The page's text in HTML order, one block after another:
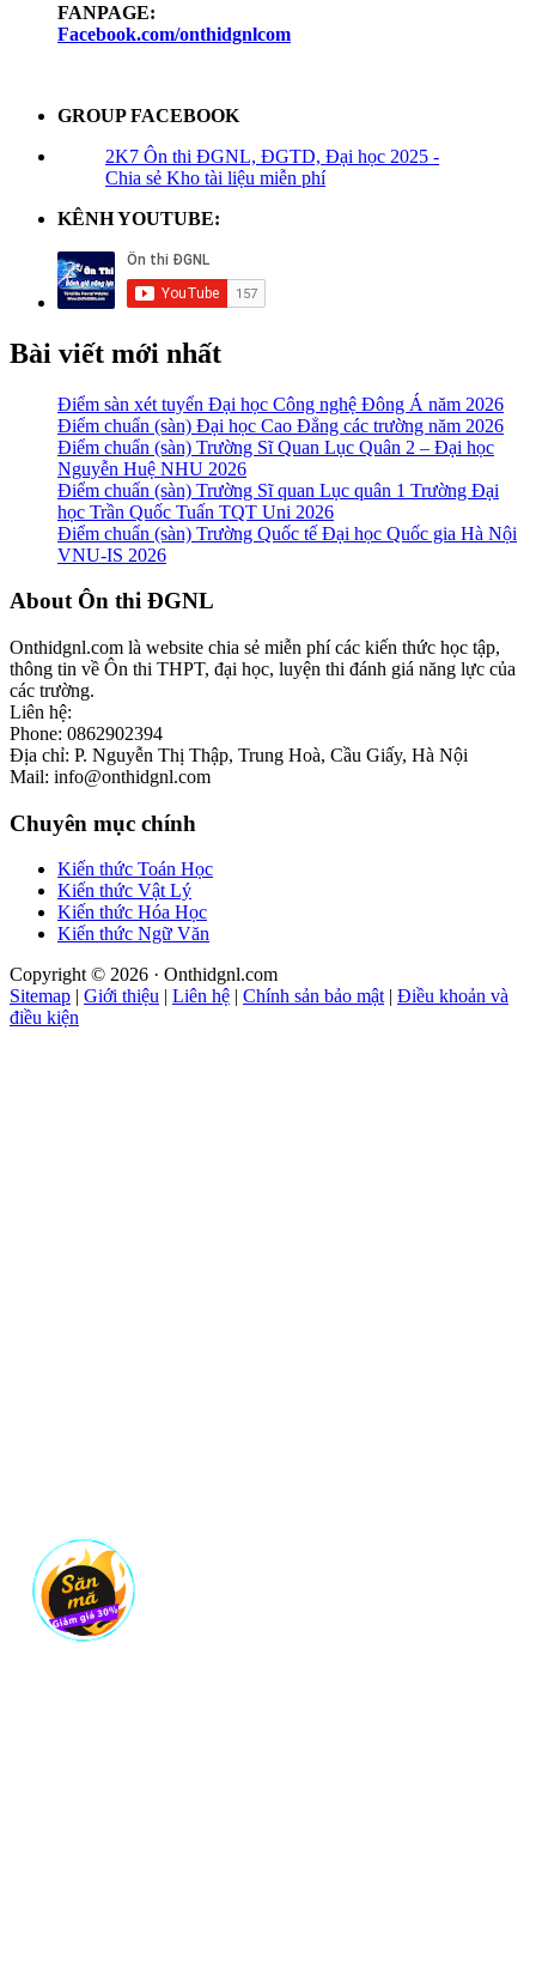
FANPAGE:
Facebook.com/onthidgnlcom
GROUP FACEBOOK
2K7 Ôn thi ĐGNL, ĐGTD, Đại học 2025 -
Chia sẻ Kho tài liệu miễn phí
KÊNH YOUTUBE:
Bài viết mới nhất
Điểm sàn xét tuyển Đại học Công nghệ Đông Á năm 2026
Điểm chuẩn (sàn) Đại học Cao Đẳng các trường năm 2026
Điểm chuẩn (sàn) Trường Sĩ Quan Lục Quân 2 – Đại học
Nguyễn Huệ NHU 2026
Điểm chuẩn (sàn) Trường Sĩ quan Lục quân 1 Trường Đại
học Trần Quốc Tuấn TQT Uni 2026
Điểm chuẩn (sàn) Trường Quốc tế Đại học Quốc gia Hà Nội
VNU-IS 2026
Footer
About Ôn thi ĐGNL
Onthidgnl.com là website chia sẻ miễn phí các kiến thức học tập,
thông tin về Ôn thi THPT, đại học, luyện thi đánh giá năng lực của
các trường.
Liên hệ:
Phone: 0862902394
Địa chỉ: P. Nguyễn Thị Thập, Trung Hoà, Cầu Giấy, Hà Nội
Mail: info@onthidgnl.com
Chuyên mục chính
Kiến thức Toán Học
Kiến thức Vật Lý
Kiến thức Hóa Học
Kiến thức Ngữ Văn
Copyright © 2026 · Onthidgnl.com
Sitemap | Giới thiệu | Liên hệ | Chính sản bảo mật | Điều khoản và
điều kiện